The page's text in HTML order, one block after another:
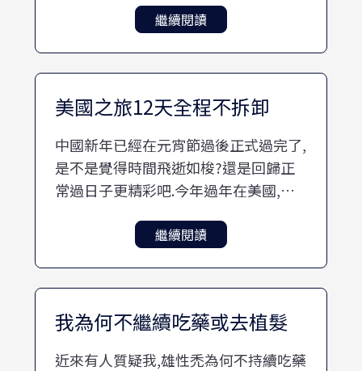
何判斷?到底該如何挑選一款真正適合
繼續閱讀
美國之旅12天全程不拆卸
中國新年已經在元宵節過後正式過完了,
是不是覺得時間飛逝如梭?還是回歸正
常過日子更精彩吧.今年過年在美國,短
便來寫個心得文.(其實之前就已嘗試過
繼續閱讀
我為何不繼續吃藥或去植髮
近來有人質疑我,雄性禿為何不持續吃藥